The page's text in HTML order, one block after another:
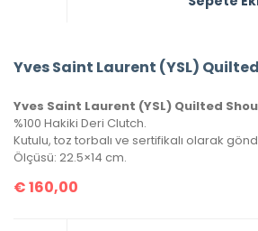
Yves Saint Laurent (YSL)
Yves Saint Laurent (YSL) Quilted
%100 Hakiki Deri Clutch.
Kutulu, toz torbalı ve sertifikalı olarak
Ölçüsü: 22.5×14 cm.
€160,00